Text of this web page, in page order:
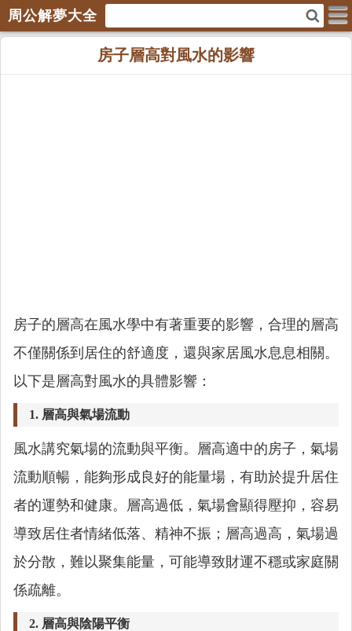
周公解夢大全
房子層高對風水的影響
房子的層高在風水學中有著重要的影響，合理的層高
不僅關係到居住的舒適度，還與家居風水息息相關。
以下是層高對風水的具體影響：
1. 層高與氣場流動
風水講究氣場的流動與平衡。層高適中的房子，氣場
流動順暢，能夠形成良好的能量場，有助於提升居住
者的運勢和健康。層高過低，氣場會顯得壓抑，容易
導致居住者情緒低落、精神不振；層高過高，氣場過
於分散，難以聚集能量，可能導致財運不穩或家庭關
係疏離。
2. 層高與陰陽平衡